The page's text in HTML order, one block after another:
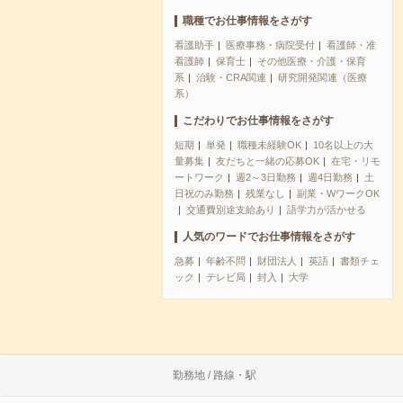
職種でお仕事情報をさがす
看護助手 医療事務・病院受付
看護師・准
看護師
保育士
その他医療・介護・保育
系
治験・CRA関連
研究開発関連（医療
系）
こだわりでお仕事情報をさがす
短期 単発 職種未経験OK
10名以上の大
量募集
友だちと一緒の応募OK
在宅・リモ
ートワーク
週2～3日勤務 週4日勤務
土
日祝のみ勤務
残業なし
副業・WワークOK
交通費別途支給あり
語学力が活かせる
人気のワードでお仕事情報をさがす
急募 年齢不問 財団法人 英語
書類チェ
ック
テレビ局 封入 大学
勤務地 / 路線・駅